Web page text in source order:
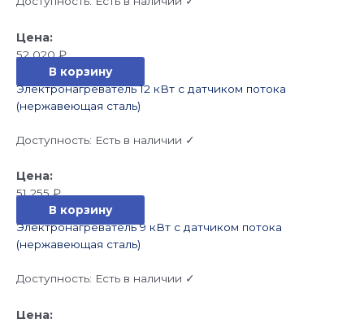
52 020₽
В корзину
Электронагреватель 12 кВт с датчиком потока
(нержавеющая сталь)
Доступность: Есть в наличии ✓
51 255₽
В корзину
Электронагреватель 9 кВт с датчиком потока
(нержавеющая сталь)
Доступность: Есть в наличии ✓